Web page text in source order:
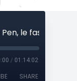
/ 01:14:02
SHARE